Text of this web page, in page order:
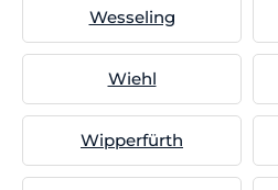
Wesseling
Wiehl
Wipperfürth